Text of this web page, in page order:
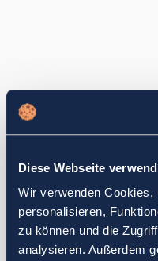
Diese Webseite
Wir verwenden Cookies,
personalisieren,
zu können und die
analysieren. Außerdem